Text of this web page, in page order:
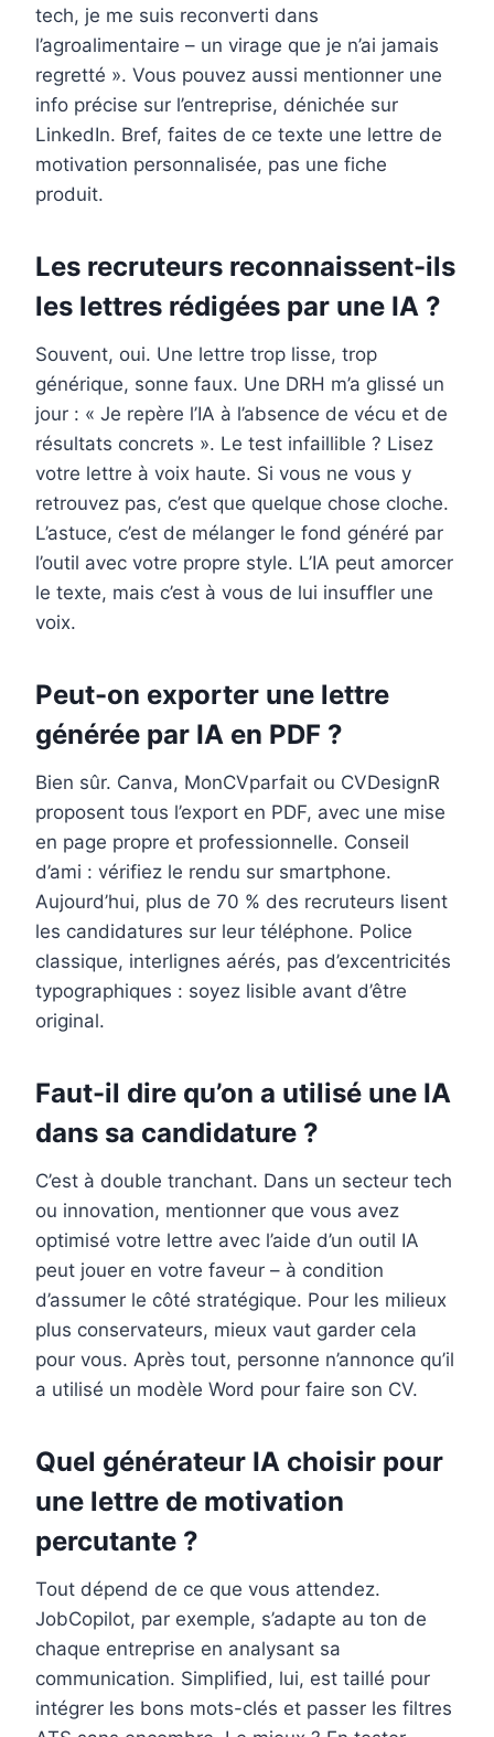
tech, je me suis reconverti dans
l’agroalimentaire – un virage que je n’ai jamais
regretté ». Vous pouvez aussi mentionner une
info précise sur l’entreprise, dénichée sur
LinkedIn. Bref, faites de ce texte une lettre de
motivation personnalisée, pas une fiche
produit.
Les recruteurs reconnaissent-ils
les lettres rédigées par une IA ?
Souvent, oui. Une lettre trop lisse, trop
générique, sonne faux. Une DRH m’a glissé un
jour : « Je repère l’IA à l’absence de vécu et de
résultats concrets ». Le test infaillible ? Lisez
votre lettre à voix haute. Si vous ne vous y
retrouvez pas, c’est que quelque chose cloche.
L’astuce, c’est de mélanger le fond généré par
l’outil avec votre propre style. L’IA peut amorcer
le texte, mais c’est à vous de lui insuffler une
voix.
Peut-on exporter une lettre
générée par IA en PDF ?
Bien sûr. Canva, MonCVparfait ou CVDesignR
proposent tous l’export en PDF, avec une mise
en page propre et professionnelle. Conseil
d’ami : vérifiez le rendu sur smartphone.
Aujourd’hui, plus de 70 % des recruteurs lisent
les candidatures sur leur téléphone. Police
classique, interlignes aérés, pas d’excentricités
typographiques : soyez lisible avant d’être
original.
Faut-il dire qu’on a utilisé une IA
dans sa candidature ?
C’est à double tranchant. Dans un secteur tech
ou innovation, mentionner que vous avez
optimisé votre lettre avec l’aide d’un outil IA
peut jouer en votre faveur – à condition
d’assumer le côté stratégique. Pour les milieux
plus conservateurs, mieux vaut garder cela
pour vous. Après tout, personne n’annonce qu’il
a utilisé un modèle Word pour faire son CV.
Quel générateur IA choisir pour
une lettre de motivation
percutante ?
Tout dépend de ce que vous attendez.
JobCopilot, par exemple, s’adapte au ton de
chaque entreprise en analysant sa
communication. Simplified, lui, est taillé pour
intégrer les bons mots-clés et passer les filtres